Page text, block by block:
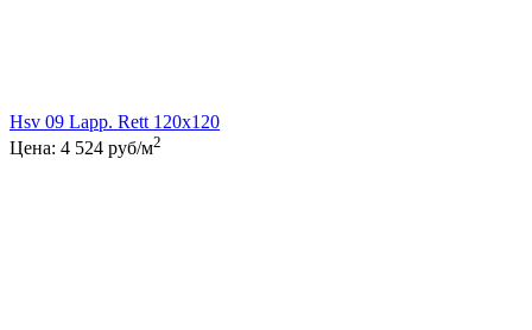
Hsv 09 Lapp. Rett 120x120
Цена: 4 524 руб/м2